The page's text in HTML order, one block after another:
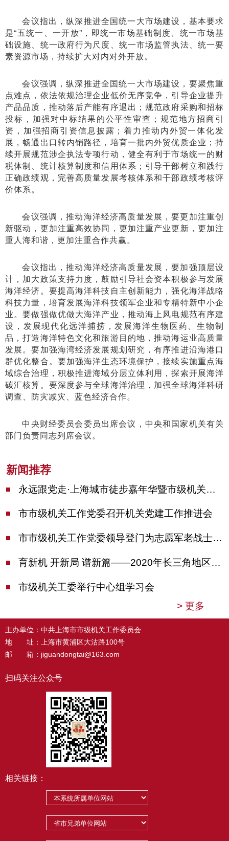
会议指出，纵深推进全国统一大市场建设，基本要求
是“五统一、一开放”，即统一市场基础制度、统一市场基
础设施、统一政府行为尺度、统一市场监管执法、统一要
素资源市场，持续扩大对内对外开放。
会议强调，纵深推进全国统一大市场建设，要聚焦重
点难点，依法依规治理企业低价无序竞争，引导企业提升
产品品质，推动落后产能有序退出；规范政府采购和招标
投标，加强对中标结果的公平性审查；规范地方招商引
资，加强招商引资信息披露；着力推动内外贸一体化发
展，畅通出口转内销路径，培育一批内外贸优质企业；持
续开展规范涉企执法专项行动，健全有利于市场统一的财
税体制、统计核算制度和信用体系；引导干部树立和践行
正确政绩观，完善高质量发展考核体系和干部政绩考核评
价体系。
会议强调，推动海洋经济高质量发展，要更加注重创
新驱动，更加注重高效协同，更加注重产业更新，更加注
重人海和谐，更加注重合作共赢。
会议指出，推动海洋经济高质量发展，要加强顶层设
计，加大政策支持力度，鼓励引导社会资本积极参与发展
海洋经济。要提高海洋科技自主创新能力，强化海洋战略
科技力量，培育发展海洋科技领军企业和专精特新中小企
业。要做强做优做大海洋产业，推动海上风电规范有序建
设，发展现代化远洋捕捞，发展海洋生物医药、生物制
品，打造海洋特色文化和旅游目的地，推动海运业高质量
发展。要加强海湾经济发展规划研究，有序推进沿海港口
群优化整合。要加强海洋生态环境保护，接续实施重点海
域综合治理，积极推进海域分层立体利用，探索开展海洋
碳汇核算。要深度参与全球海洋治理，加强全球海洋科研
调查、防灾减灾、蓝色经济合作。
中央财经委员会委员出席会议，中央和国家机关有关
部门负责同志列席会议。
新闻推荐
永远跟党走·上海城市徒步嘉年华暨市级机关运动会开幕
市市级机关工作党委召开机关党建工作推进会
市市级机关工作党委领导登门为志愿军老战士佩戴纪念章
育新机 开新局 谱新篇——2020年长三角地区机关党建工作研讨会在南京召开
市级机关工委举行中心组学习会
> 更多